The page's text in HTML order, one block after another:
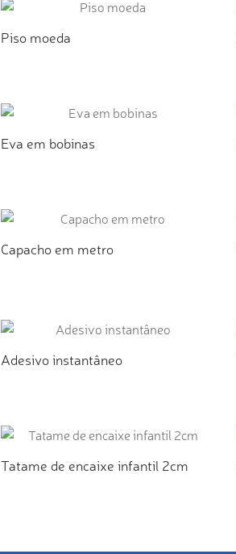
Piso moeda
Eva em bobinas
Capacho em metro
Adesivo instantâneo
Tatame de encaixe infantil 2cm